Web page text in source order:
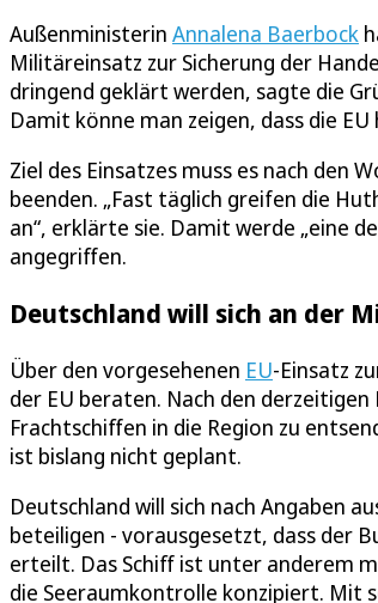
Außenministerin Annalena Baerbock
Militäreinsatz zur Sicherung der
dringend geklärt werden, sagte die
Damit könne man zeigen, dass die
Ziel des Einsatzes muss es nach den
beenden. „Fast täglich greifen die
an“, erklärte sie. Damit werde „eine
angegriffen.
Deutschland will sich an der
Über den vorgesehenen EU-Einsatz
der EU beraten. Nach den
Frachtschiffen in die Region zu
ist bislang nicht geplant.
Deutschland will sich nach Angaben
beteiligen - vorausgesetzt, dass der
erteilt. Das Schiff ist unter anderem
die Seeraumkontrolle konzipiert. Mit